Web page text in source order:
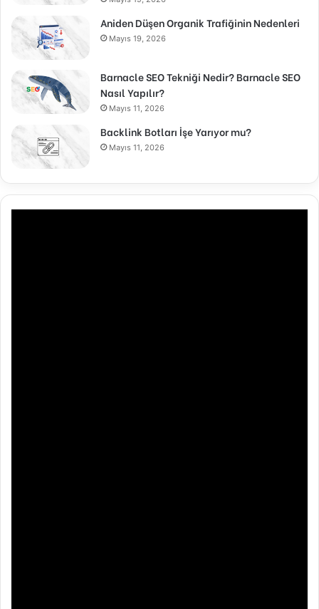
Aniden Düşen Organik Trafiğinin Nedenleri
Mayıs 19, 2026
Barnacle SEO Tekniği Nedir? Barnacle SEO
Nasıl Yapılır?
Mayıs 11, 2026
Backlink Botları İşe Yarıyor mu?
Mayıs 11, 2026